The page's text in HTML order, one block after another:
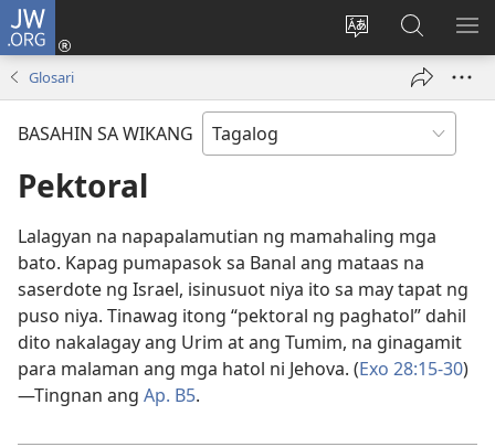
JW.ORG
Baguhin
ng
Mag-
log
bubukas
sa
JW.ORG
Glosari
BASAHIN SA WIKANG
Pektoral
Lalagyan na napapalamutian ng mamahaling mga
bato. Kapag pumapasok sa Banal ang mataas na
saserdote ng Israel, isinusuot niya ito sa may tapat ng
puso niya. Tinawag itong “pektoral ng paghatol” dahil
dito nakalagay ang Urim at ang Tumim, na ginagamit
para malaman ang mga hatol ni Jehova. (Exo 28:15-30)
—Tingnan ang Ap. B5.